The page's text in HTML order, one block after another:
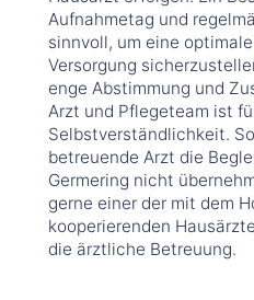
Aufnahmetag und
sinnvoll, um eine
Versorgung
enge Abstimmung und
Arzt und Pflegeteam ist
Selbstverständlichkeit.
betreuende Arzt die
Germering nicht
gerne einer der mit dem
kooperierenden
die ärztliche Betreuung.